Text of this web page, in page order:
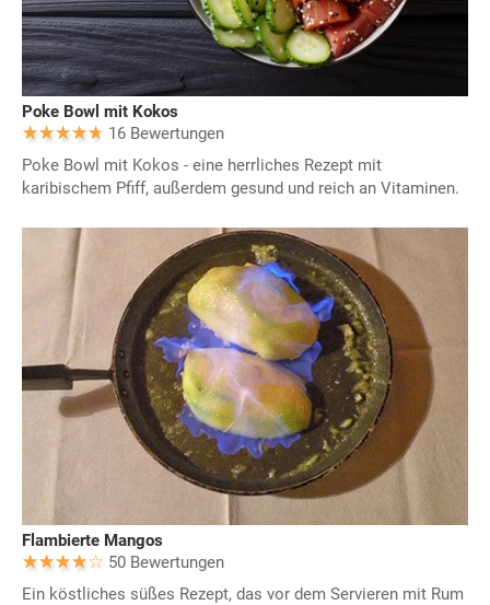
Poke Bowl mit Kokos
16 Bewertungen
Poke Bowl mit Kokos - eine herrliches Rezept mit
karibischem Pfiff, außerdem gesund und reich an Vitaminen.
Flambierte Mangos
50 Bewertungen
Ein köstliches süßes Rezept, das vor dem Servieren mit Rum